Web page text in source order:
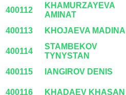
400112
KHAMURZAYEVA
AMINAT
400113 KHOJAEVA MADINA
400114
STAMBEKOV
TYNYSTAN
400115 IANGIROV DENIS
400116 KHADAEV KHASAN